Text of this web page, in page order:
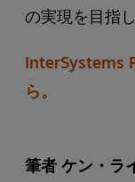
の実現を目指
InterSystems
ら。
筆者 ケン・ラ